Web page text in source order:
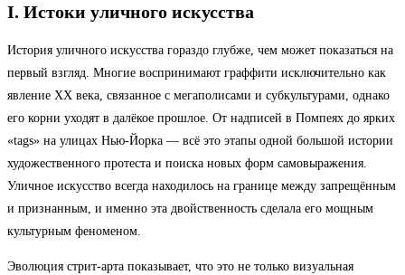
I. Истоки уличного искусства
История уличного искусства гораздо глубже, чем может показаться на
первый взгляд. Многие воспринимают граффити исключительно как
явление XX века, связанное с мегаполисами и субкультурами, однако
его корни уходят в далёкое прошлое. От надписей в Помпеях до ярких
«tags» на улицах Нью-Йорка — всё это этапы одной большой истории
художественного протеста и поиска новых форм самовыражения.
Уличное искусство всегда находилось на границе между запрещённым
и признанным, и именно эта двойственность сделала его мощным
культурным феноменом.
Эволюция стрит-арта показывает, что это не только визуальная